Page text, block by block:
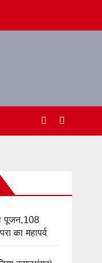
पूजन,108
का महापर्व